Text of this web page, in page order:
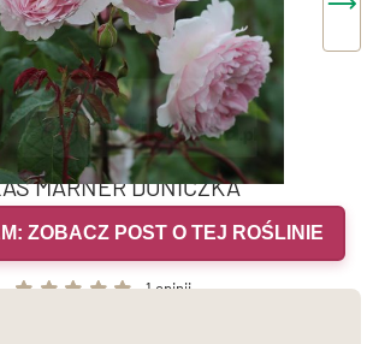
MARNER DONICZKA
ZOBACZ POST O TEJ ROŚLINIE
1 opinii